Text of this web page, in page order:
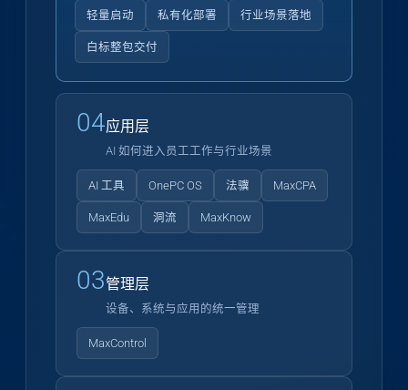
04应用层
AI 如何进入员工工作与行业场景
AI 工具 OnePC OS 法骥 MaxCPA
MaxEdu 洞流 MaxKnow
03管理层
设备、系统与应用的统一管理
MaxControl
轻量启动 私有化部署 行业场景落地
白标整包交付